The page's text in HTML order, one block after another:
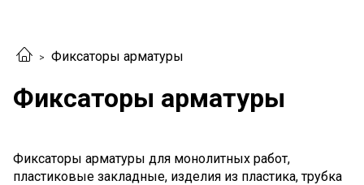
Фиксаторы арматуры
Фиксаторы арматуры
Фиксаторы арматуры для монолитных работ,
пластиковые закладные, изделия из пластика, трубка